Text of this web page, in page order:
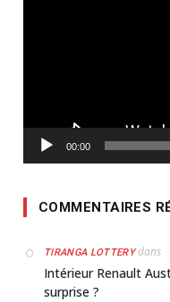
00:00
COMMENTAIRES
TIRANGA LOTTERYdans
Intérieur Renault
surprise ?